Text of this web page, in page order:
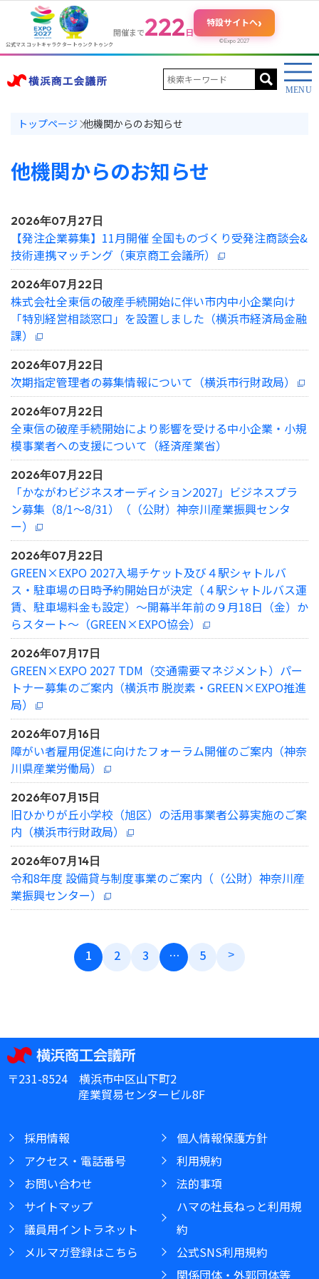
公式マスコットキャラクター トゥンクトゥンク
開催まで222 日
特設サイトへ›
©Expo 2027
トップページ 他機関からのお知らせ
他機関からのお知らせ
2026年07月27日
【発注企業募集】11月開催 全国ものづくり受発注商談会&
技術連携マッチング（東京商工会議所）
2026年07月22日
株式会社全東信の破産手続開始に伴い市内中小企業向け
「特別経営相談窓口」を設置しました（横浜市経済局金融
課）
2026年07月22日
次期指定管理者の募集情報について（横浜市行財政局）
2026年07月22日
全東信の破産手続開始により影響を受ける中小企業・小規
模事業者への支援について（経済産業省）
2026年07月22日
「かながわビジネスオーディション2027」ビジネスプラ
ン募集（8/1～8/31）（（公財）神奈川産業振興センタ
ー）
2026年07月22日
GREEN×EXPO 2027入場チケット及び４駅シャトルバ
ス・駐車場の日時予約開始日が決定（４駅シャトルバス運
賃、駐車場料金も設定）～開幕半年前の９月18日（金）か
らスタート～（GREEN×EXPO協会）
2026年07月17日
GREEN×EXPO 2027 TDM（交通需要マネジメント）パー
トナー募集のご案内（横浜市 脱炭素・GREEN×EXPO推進
局）
2026年07月16日
障がい者雇用促進に向けたフォーラム開催のご案内（神奈
川県産業労働局）
2026年07月15日
旧ひかりが丘小学校（旭区）の活用事業者公募実施のご案
内（横浜市行財政局）
2026年07月14日
令和8年度 設備貸与制度事業のご案内（（公財）神奈川産
業振興センター）
1 2 3 … 5 >
〒231-8524 横浜市中区山下町2
産業貿易センタービル8F
採用情報
アクセス・電話番号
お問い合わせ
サイトマップ
議員用イントラネット
メルマガ登録はこちら
個人情報保護方針
利用規約
法的事項
ハマの社長ねっと利用規
約
公式SNS利用規約
関係団体・外郭団体等